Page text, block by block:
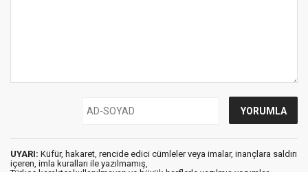
UYARI: Küfür, hakaret, rencide edici cümleler veya imalar, inançlara saldırı
içeren, imla kuralları ile yazılmamış,